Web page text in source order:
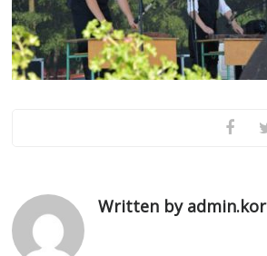
Written by